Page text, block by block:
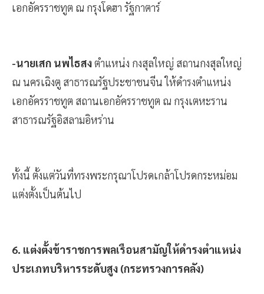
เอกอัครราชทูต ณ กรุงโดฮา รัฐกาตาร์
-นายเสก นพไธสงตำแหน่ง กงสุลใหญ่ สถานกงสุลใหญ่
ณ นครเฉิงตู สาธารณรัฐประชาชนจีน ให้ดำรงตำแหน่ง
เอกอัครราชทูต สถานเอกอัครราชทูต ณ กรุงเตหะราน
สาธารณรัฐอิสลามอิหร่าน
ทั้งนี้ ตั้งแต่วันที่ทรงพระกรุณาโปรดเกล้าโปรดกระหม่อม
แต่งตั้งเป็นต้นไป
6. แต่งตั้งข้าราชการพลเรือนสามัญให้ดำรงตำแหน่ง
ประเภทบริหารระดับสูง (กระทรวงการคลัง)